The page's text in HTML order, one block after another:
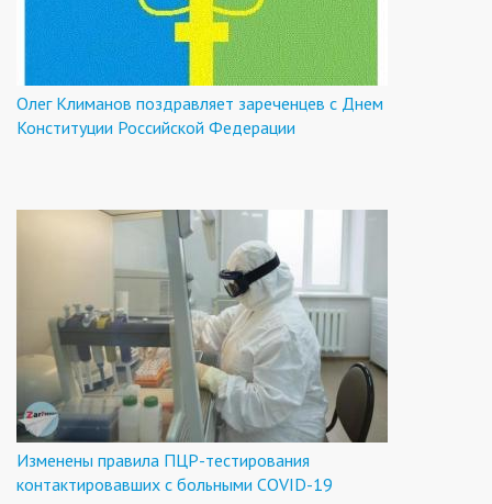
Олег Климанов поздравляет зареченцев с Днем
Конституции Российской Федерации
Изменены правила ПЦР-тестирования
контактировавших с больными COVID-19